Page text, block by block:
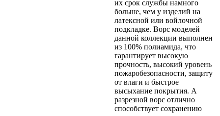
их срок службы намного
больше, чем у изделий на
латексной или войлочной
подкладке. Ворс моделей
данной коллекции выполнен
из 100% полиамида, что
гарантирует высокую
прочность, высокий уровень
пожаробезопасности, защиту
от влаги и быстрое
высыхание покрытия. А
разрезной ворс отлично
способствует сохранению